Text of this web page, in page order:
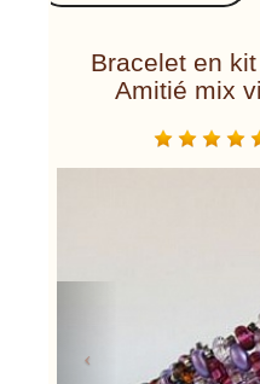
Bracelet en
Amitié mix